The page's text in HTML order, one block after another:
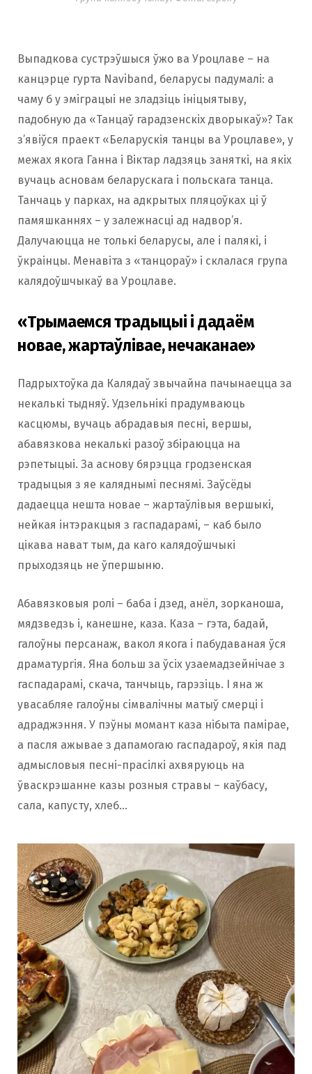
Выпадкова сустрэўшыся ўжо ва Уроцлаве – на
канцэрце гурта Naviband, беларусы падумалі: а
чаму б у эміграцыі не зладзіць ініцыятыву,
падобную да «Танцаў гарадзенскіх дворыкаў»? Так
з’явіўся праект «Беларускія танцы ва Уроцлаве», у
межах якога Ганна і Віктар ладзяць заняткі, на якіх
вучаць асновам беларускага і польскага танца.
Танчаць у парках, на адкрытых пляцоўках ці ў
памяшканнях – у залежнасці ад надвор’я.
Далучаюцца не толькі беларусы, але і палякі, і
ўкраінцы. Менавіта з «танцораў» і склалася група
калядоўшчыкаў ва Уроцлаве.
«Трымаемся традыцыі і дадаём
новае, жартаўлівае, нечаканае»
Падрыхтоўка да Калядаў звычайна пачынаецца за
некалькі тыдняў. Удзельнікі прадумваюць
касцюмы, вучаць абрадавыя песні, вершы,
абавязкова некалькі разоў збіраюцца на
рэпетыцыі. За аснову бярэцца гродзенская
традыцыя з яе каляднымі песнямі. Заўсёды
дадаецца нешта новае – жартаўлівыя вершыкі,
нейкая інтэракцыя з гаспадарамі, – каб было
цікава нават тым, да каго калядоўшчыкі
прыходзяць не ўпершыню.
Абавязковыя ролі – баба і дзед, анёл, зорканоша,
мядзведзь і, канешне, каза. Каза – гэта, бадай,
галоўны персанаж, вакол якога і пабудаваная ўся
драматургія. Яна больш за ўсіх узаемадзейнічае з
гаспадарамі, скача, танчыць, гарэзіць. І яна ж
увасабляе галоўны сімвалічны матыў смерці і
адраджэння. У пэўны момант каза нібыта памірае,
а пасля ажывае з дапамогаю гаспадароў, якія пад
адмысловыя песні-прасілкі ахвяруюць на
ўваскрэшанне казы розныя стравы – каўбасу,
сала, капусту, хлеб…